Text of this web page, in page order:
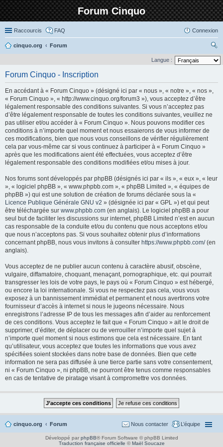
Forum Cinquo
Raccourcis FAQ Connexion
cinquo.org
Forum
ec
ch
er
Langue :
Forum Cinquo - Inscription
En accédant à « Forum Cinquo » (désigné ici par « nous », « notre », « nos »,
« Forum Cinquo », « http://www.cinquo.org/forum3 »), vous acceptez d’être
légalement responsable des conditions suivantes. Si vous n’acceptez pas
d’être légalement responsable de toutes les conditions suivantes, veuillez ne
pas utiliser et/ou accéder à « Forum Cinquo ». Nous pouvons modifier ces
conditions à n’importe quel moment et nous essaierons de vous informer de
ces modifications, bien que nous vous conseillons de vérifier régulièrement
cela par vous-même car si vous continuez à participer à « Forum Cinquo »
après que les modifications aient été effectuées, vous acceptez d’être
légalement responsable des conditions modifiées et/ou mises à jour.
Nos forums sont développés par phpBB (désignés ici par « ils », « eux », « leur
», « logiciel phpBB », « www.phpbb.com », « phpBB Limited », « équipes de
phpBB ») qui est une solution de création de forums déclarée sous la «
Licence Publique Générale GNU v2 » (désignée ici par « GPL ») et qui peut
être téléchargée sur www.phpbb.com (en anglais). Le logiciel phpBB a pour
seul but de faciliter les discussions sur internet, phpBB Limited n’est en aucun
cas responsable de la conduite et/ou du contenu que nous acceptons et/ou
que nous n’acceptons pas. Si vous souhaitez obtenir plus d’informations
concernant phpBB, nous vous invitons à consulter https://www.phpbb.com/(en
anglais).
Vous acceptez de ne publier aucun contenu à caractère abusif, obscène,
vulgaire, diffamatoire, choquant, menaçant, pornographique, etc. qui pourrait
transgresser les lois de votre pays, le pays où « Forum Cinquo » est hébergé,
ou encore la loi internationale. Si vous ne respectez pas cela, vous vous
exposez à un bannissement immédiat et permanent et nous avertirons votre
fournisseur d’accès à internet si nous le jugeons nécessaire. Nous
enregistrons l’adresse IP de tous les messages afin d’aider au renforcement
de ces conditions. Vous acceptez le fait que « Forum Cinquo » ait le droit de
supprimer, d’éditer, de déplacer ou de verrouiller n’importe quel sujet à
n’importe quel moment si nous estimons que cela est nécessaire. En tant
qu’utilisateur, vous acceptez que toutes les informations que vous avez
spécifiées soient stockées dans notre base de données. Bien que cette
information ne sera pas diffusée à une tierce partie sans votre consentement,
ni « Forum Cinquo », ni phpBB, ne pourront être tenus comme responsables
en cas de tentative de piratage visant à compromettre vos données.
cinquo.org Forum L’équipe
Nous contacter
Développé par phpBB® Forum Software © phpBB Limited
Traduction française officielle ©Maël Soucaze